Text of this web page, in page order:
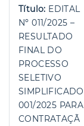
Título: EDITAL
Nº 011/2025 –
RESULTADO
FINAL DO
PROCESSO
SELETIVO
SIMPLIFICADO
001/2025 PARA
CONTRATAÇÃ